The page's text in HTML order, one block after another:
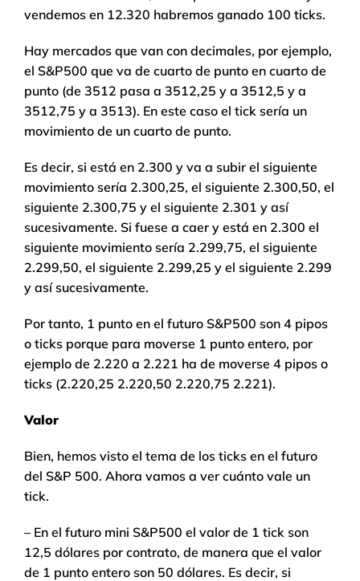
vendemos en 12.320 habremos ganado 100 ticks.
Hay mercados que van con decimales, por ejemplo,
el S&P500 que va de cuarto de punto en cuarto de
punto (de 3512 pasa a 3512,25 y a 3512,5 y a
3512,75 y a 3513). En este caso el tick sería un
movimiento de un cuarto de punto.
Es decir, si está en 2.300 y va a subir el siguiente
movimiento sería 2.300,25, el siguiente 2.300,50, el
siguiente 2.300,75 y el siguiente 2.301 y así
sucesivamente. Si fuese a caer y está en 2.300 el
siguiente movimiento sería 2.299,75, el siguiente
2.299,50, el siguiente 2.299,25 y el siguiente 2.299
y así sucesivamente.
Por tanto, 1 punto en el futuro S&P500 son 4 pipos
o ticks porque para moverse 1 punto entero, por
ejemplo de 2.220 a 2.221 ha de moverse 4 pipos o
ticks (2.220,25 2.220,50 2.220,75 2.221).
Valor
Bien, hemos visto el tema de los ticks en el futuro
del S&P 500. Ahora vamos a ver cuánto vale un
tick.
– En el futuro mini S&P500 el valor de 1 tick son
12,5 dólares por contrato, de manera que el valor
de 1 punto entero son 50 dólares. Es decir, si